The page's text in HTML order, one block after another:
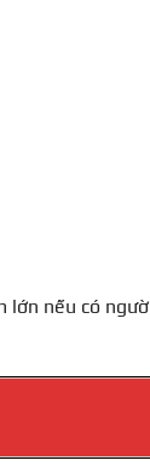
lớn nếu có